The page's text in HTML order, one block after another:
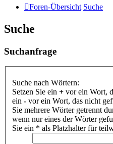
Foren-Übersicht Suche
Suche
Suchanfrage
Suche nach Wörtern:
Setzen Sie ein + vor ein Wort,
ein - vor ein Wort, das nicht
Sie mehrere Wörter getrennt
wenn nur eines der Wörter
Sie ein * als Platzhalter für